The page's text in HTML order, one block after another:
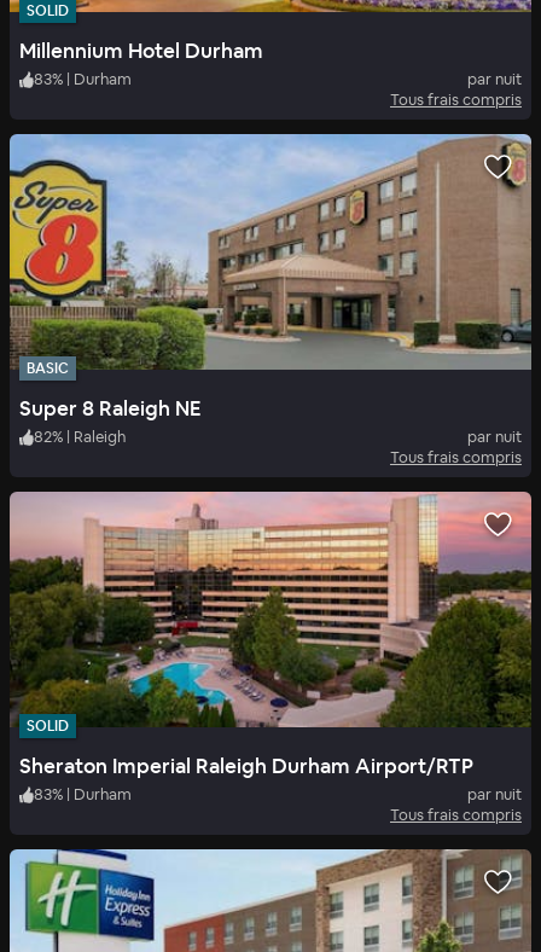
SOLID
Millennium Hotel Durham
83% | Durham
par nuit
Tous frais compris
BASIC
Super 8 Raleigh NE
82% | Raleigh
par nuit
Tous frais compris
SOLID
Sheraton Imperial Raleigh Durham Airport/RTP
83% | Durham
par nuit
Tous frais compris